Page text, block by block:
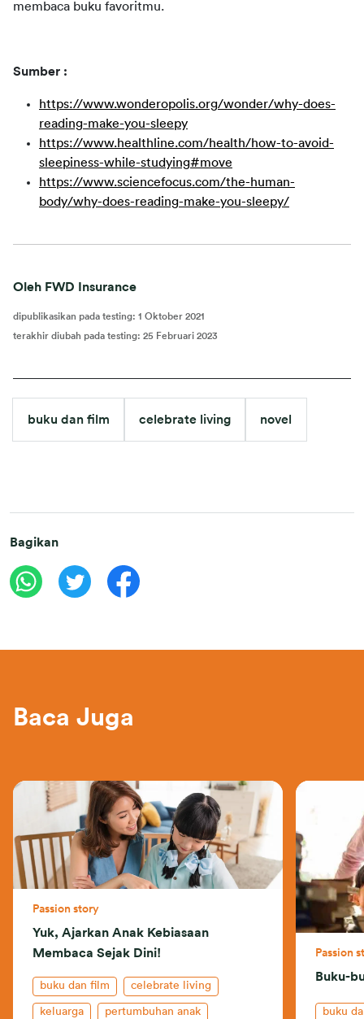
membaca buku favoritmu.
Sumber :
https://www.wonderopolis.org/wonder/why-does-
reading-make-you-sleepy
https://www.healthline.com/health/how-to-avoid-
sleepiness-while-studying#move
https://www.sciencefocus.com/the-human-
body/why-does-reading-make-you-sleepy/
Oleh FWD Insurance
dipublikasikan pada testing: 1 Oktober 2021
terakhir diubah pada testing: 25 Februari 2023
buku dan film celebrate living novel
Bagikan
Baca Juga
Passion story
Yuk, Ajarkan Anak Kebiasaan
Membaca Sejak Dini!
buku dan film celebrate living
keluarga pertumbuhan anak
Passion
Buku-
buku